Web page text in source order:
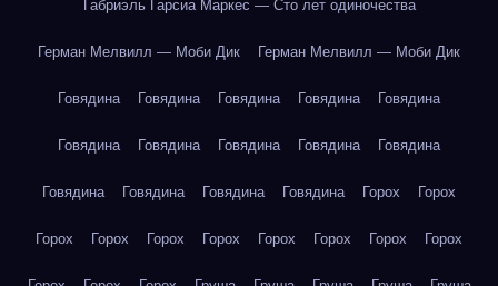
Габриэль Гарсиа Маркес — Сто лет одиночества
Герман Мелвилл — Моби Дик Герман Мелвилл — Моби Дик
Говядина Говядина Говядина Говядина Говядина
Говядина Говядина Говядина Говядина Говядина
Говядина Говядина Говядина Говядина Горох Горох
Горох Горох Горох Горох Горох Горох Горох Горох